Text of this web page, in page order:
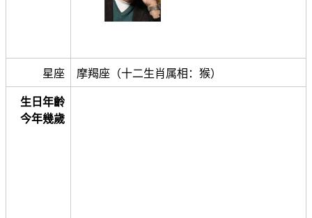
星座 摩羯座（十二生肖属相：猴）
生日年齡
今年幾歲